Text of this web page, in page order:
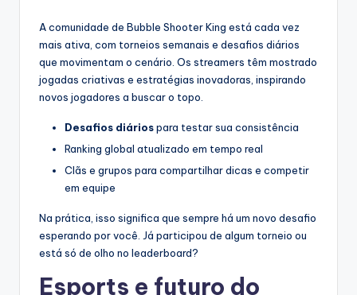
A comunidade de Bubble Shooter King está cada vez
mais ativa, com torneios semanais e desafios diários
que movimentam o cenário. Os streamers têm mostrado
jogadas criativas e estratégias inovadoras, inspirando
novos jogadores a buscar o topo.
Desafios diáriospara testar sua consistência
Ranking global atualizado em tempo real
Clãs e grupos para compartilhar dicas e competir
em equipe
Na prática, isso significa que sempre há um novo desafio
esperando por você. Já participou de algum torneio ou
está só de olho no leaderboard?
Esports e futuro do